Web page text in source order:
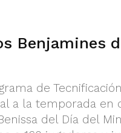
Benjamines
de
a la temporada en
del Día del